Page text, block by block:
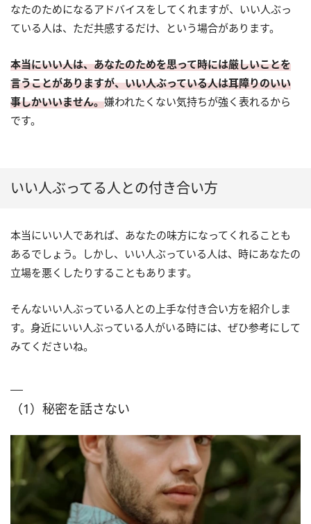
なたのためになるアドバイスをしてくれますが、いい人ぶっ
ている人は、ただ共感するだけ、という場合があります。
本当にいい人は、あなたのためを思って時には厳しいことを
言うことがありますが、いい人ぶっている人は耳障りのいい
事しかいいません。嫌われたくない気持ちが強く表れるから
です。
いい人ぶってる人との付き合い方
本当にいい人であれば、あなたの味方になってくれることも
あるでしょう。しかし、いい人ぶっている人は、時にあなたの
立場を悪くしたりすることもあります。
そんないい人ぶっている人との上手な付き合い方を紹介しま
す。身近にいい人ぶっている人がいる時には、ぜひ参考にして
みてくださいね。
（1）秘密を話さない